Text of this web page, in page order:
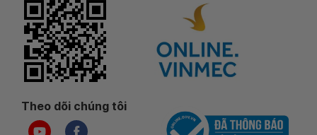
Theo dõi chúng tôi